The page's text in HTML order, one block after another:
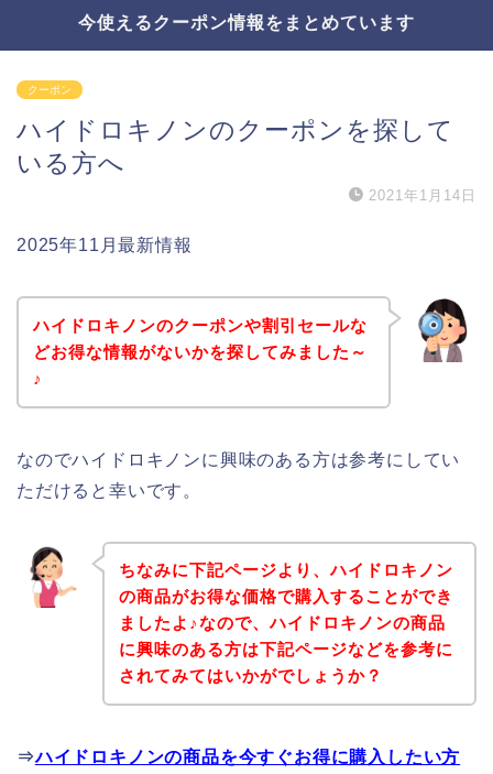
今使えるクーポン情報をまとめています
クーポン
ハイドロキノンのクーポンを探して
いる方へ
2021年1月14日
2025年11月最新情報
ハイドロキノンのクーポンや割引セールな
どお得な情報がないかを探してみました～
♪
なのでハイドロキノンに興味のある方は参考にしてい
ただけると幸いです。
ちなみに下記ページより、ハイドロキノン
の商品がお得な価格で購入することができ
ましたよ♪なので、ハイドロキノンの商品
に興味のある方は下記ページなどを参考に
されてみてはいかがでしょうか？
⇒ハイドロキノンの商品を今すぐお得に購入したい方